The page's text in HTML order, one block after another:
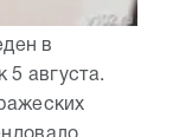
в
5 августа.